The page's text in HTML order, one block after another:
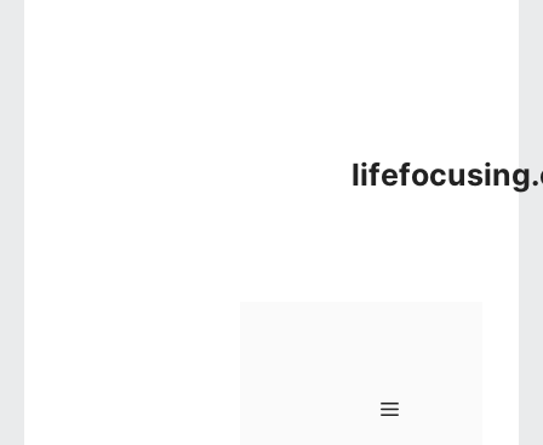
메뉴